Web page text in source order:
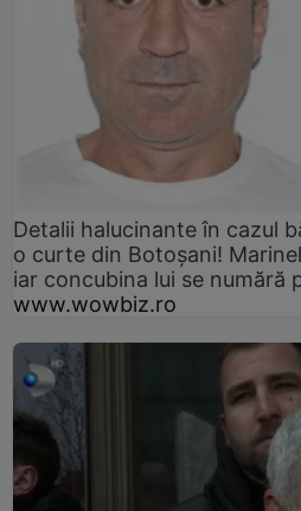
Detalii halucinante în cazul
o curte din Botoșani!
iar concubina lui se numără
www.wowbiz.ro